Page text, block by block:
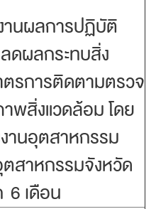
านผลการปฏิบัติ
ดผลกระทบสิ่ง
ตรการติดตามตรวจ
งแวดล้อม โดย
านอุตสาหกรรม
ตสาหกรรมจังหวัด
เดือน